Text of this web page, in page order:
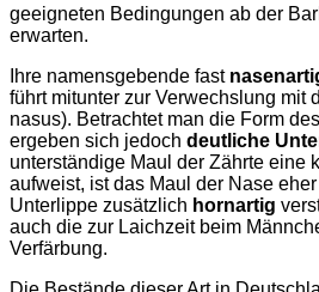
geeigneten Bedingungen ab der
erwarten.
Ihre namensgebende fast
führt mitunter zur Verwechslung mit
nasus). Betrachtet man die Form
ergeben sich jedoch deutliche
unterständige Maul der Zährte eine
aufweist, ist das Maul der Nase
Unterlippe zusätzlich hornartig
auch die zur Laichzeit beim
Verfärbung.